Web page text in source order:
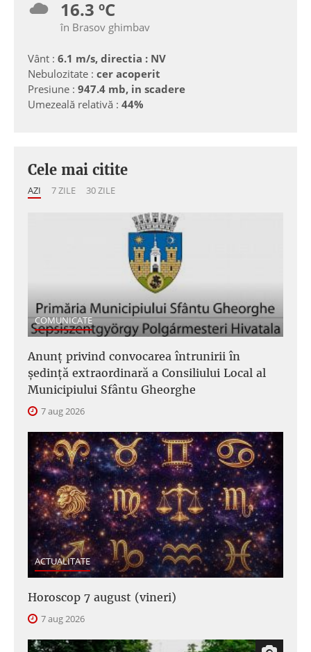
16.3 ºC
în Brasov ghimbav
Vânt : 6.1 m/s, directia : NV
Nebulozitate : cer acoperit
Presiune : 947.4 mb, in scadere
Umezeală relativă : 44%
Cele mai citite
AZI 7 ZILE 30 ZILE
COMUNICATE
Anunţ privind convocarea întrunirii în
şedinţă extraordinară a Consiliului Local al
Municipiului Sfântu Gheorghe
7 aug 2026
ACTUALITATE
Horoscop 7 august (vineri)
7 aug 2026